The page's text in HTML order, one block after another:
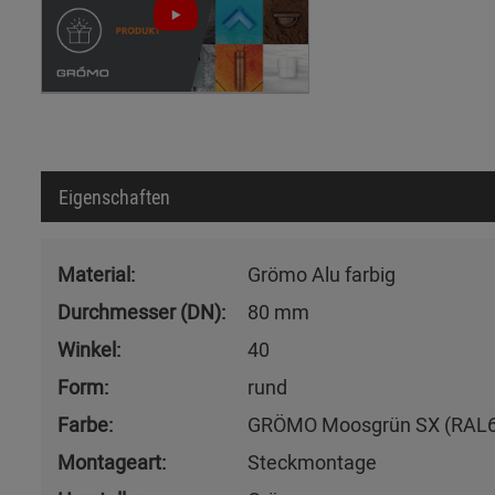
Eigenschaften
Material:
Grömo Alu farbig
Durchmesser (DN):
80 mm
Winkel:
40
Form:
rund
Farbe:
GRÖMO Moosgrün SX
Montageart:
Steckmontage